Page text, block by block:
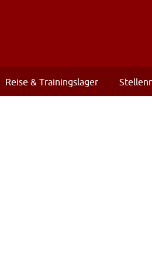
Reise & Trainingslager